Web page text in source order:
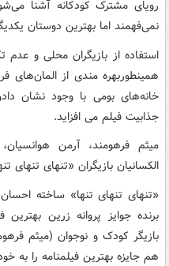
رویای مشترک کودکانه آشنا
نمی‌فهمند اما بهترین دوستان
استفاده از بازیگران محلی و
همینطوربهره مندی از
خانه‌های بومی با وجود نشان
جذابیت فیلم می افزاید.
میثم فرهومند، آرمن
الکسانیان بازیگران «تنهای تنهای
«تنهای تنهای تنها» ساخته
برنده جوایز پروانه زرین بهترین
بازیگر کودک و نوجوان (میثم
هم جایزه بهترین فیلمنامه را به